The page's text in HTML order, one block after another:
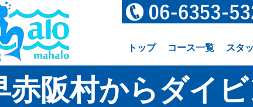
トップ コース一覧 スタ
赤阪村からダイ